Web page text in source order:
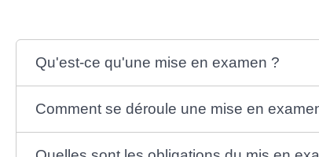
Qu'est-ce qu'une mise en examen ?
Comment se déroule une mise en